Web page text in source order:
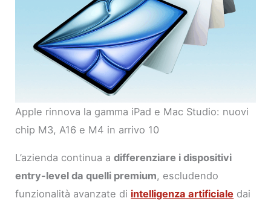
Apple rinnova la gamma iPad e Mac Studio: nuovi
chip M3, A16 e M4 in arrivo 10
L’azienda continua adifferenziare i dispositivi
entry-level da quelli premium, escludendo
funzionalità avanzate di intelligenza artificiale dai